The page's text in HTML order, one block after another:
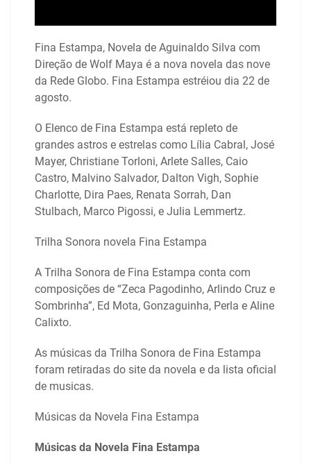
Fina Estampa, Novela de Aguinaldo Silva com
Direção de Wolf Maya é a nova novela das nove
da Rede Globo. Fina Estampa estréiou dia 22 de
agosto.
O Elenco de Fina Estampa está repleto de
grandes astros e estrelas como Lília Cabral, José
Mayer, Christiane Torloni, Arlete Salles, Caio
Castro, Malvino Salvador, Dalton Vigh, Sophie
Charlotte, Dira Paes, Renata Sorrah, Dan
Stulbach, Marco Pigossi, e Julia Lemmertz.
Trilha Sonora novela Fina Estampa
A Trilha Sonora de Fina Estampa conta com
composições de “Zeca Pagodinho, Arlindo Cruz e
Sombrinha”, Ed Mota, Gonzaguinha, Perla e Aline
Calixto.
As músicas da Trilha Sonora de Fina Estampa
foram retiradas do site da novela e da lista oficial
de musicas.
Músicas da Novela Fina Estampa
Músicas da Novela Fina Estampa